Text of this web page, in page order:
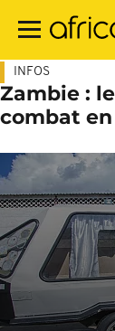
contenu
INFOS
Zambie :
combat